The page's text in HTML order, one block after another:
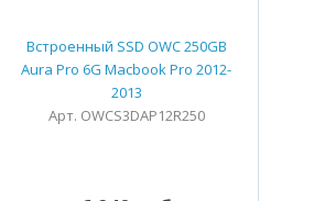
Встроенный SSD OWC 250GB
Aura Pro 6G Macbook Pro 2012-
2013
Арт. OWCS3DAP12R250